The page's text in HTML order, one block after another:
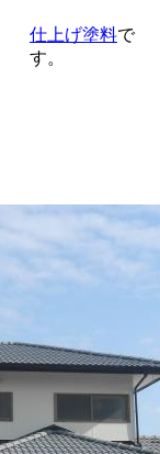
仕上げ塗料で
す。